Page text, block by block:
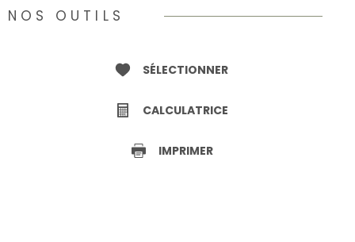
NOS OUTILS
SÉLECTIONNER
CALCULATRICE
IMPRIMER